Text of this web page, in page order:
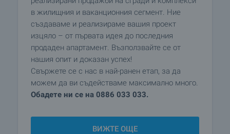
в жилищния и ваканционния сегмент. Ние
създаваме и реализираме вашия проект
изцяло – от първата идея до последния
продаден апартамент. Възползвайте се от
нашия опит и доказан успех!
Свържете се с нас в най-ранен етап, за да
можем да ви съдействаме максимално много.
Обадете ни се на 0886 033 033.
ВИЖТЕ ОЩЕ